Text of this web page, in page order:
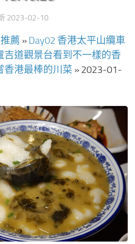
2023-02-10
薦 » Day02 香港太平山纜車
吉道觀景台看到不一樣的香
香港最棒的川菜 » 2023-01-